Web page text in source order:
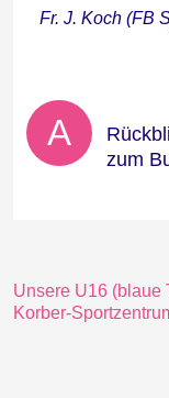
Fr. J. Koch (FB
A
zum
Unsere U16 (blaue
Korber-